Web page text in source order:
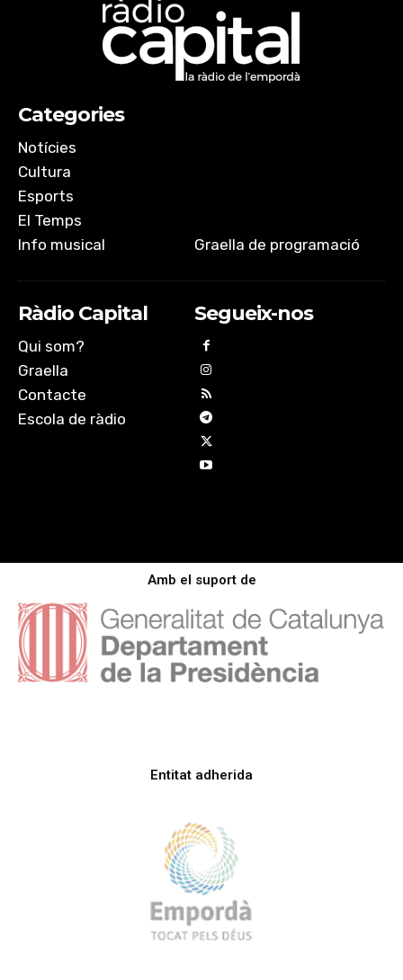
Categories
Notícies
Cultura
Esports
El Temps
Info musical
Graella de programació
Ràdio Capital
Qui som?
Graella
Contacte
Escola de ràdio
Segueix-nos
Amb el suport de
Entitat adherida